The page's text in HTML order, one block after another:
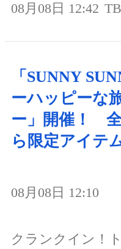
08月08日 12:42
「SUNNY
ーハッピーな
ー」開催！
ら限定アイテ
08月08日 12:10
クランクイン！